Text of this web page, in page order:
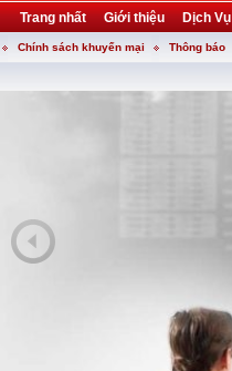
Trang nhất Giới thiệu Dịch Vụ
Khuyến mại Liên hệ forum
Chính sách khuyến mại Thông báo